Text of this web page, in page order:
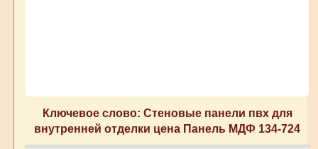
Ключевое слово: Стеновые панели пвх для
внутренней отделки цена Панель МДФ 134-724